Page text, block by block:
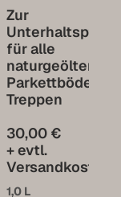
und